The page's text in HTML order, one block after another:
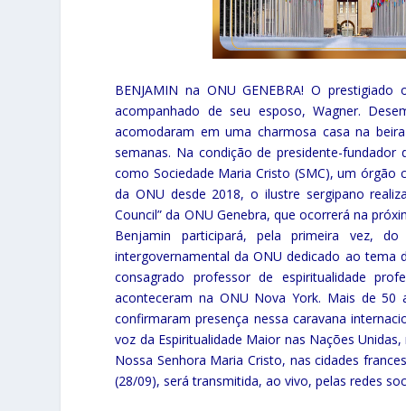
BENJAMIN na ONU GENEBRA! O
acompanhado de seu esposo, Wagner.
acomodaram em uma charmosa casa na
semanas. Na condição de presidente-fundador
como Sociedade Maria Cristo (SMC), um
da ONU desde 2018, o ilustre sergipano
Council” da ONU Genebra, que ocorrerá na
Benjamin participará, pela primeira vez,
intergovernamental da ONU dedicado ao tema
consagrado professor de espiritualidade
aconteceram na ONU Nova York. Mais de 50
confirmaram presença nessa caravana
voz da Espiritualidade Maior nas Nações
Nossa Senhora Maria Cristo, nas cidades
(28/09), será transmitida, ao vivo, pelas redes